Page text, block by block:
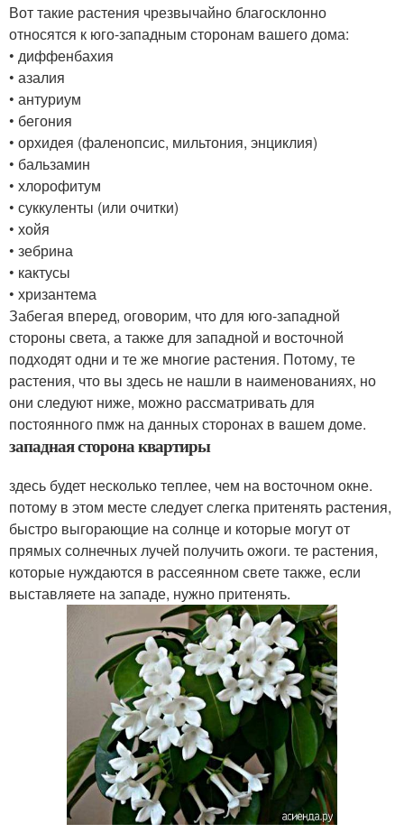
Вот такие растения чрезвычайно благосклонно
относятся к юго-западным сторонам вашего дома:
• диффенбахия
• азалия
• антуриум
• бегония
• орхидея (фаленопсис, мильтония, энциклия)
• бальзамин
• хлорофитум
• суккуленты (или очитки)
• хойя
• зебрина
• кактусы
• хризантема
Забегая вперед, оговорим, что для юго-западной
стороны света, а также для западной и восточной
подходят одни и те же многие растения. Потому, те
растения, что вы здесь не нашли в наименованиях, но
они следуют ниже, можно рассматривать для
постоянного пмж на данных сторонах в вашем доме.
западная сторона квартиры
здесь будет несколько теплее, чем на восточном окне.
потому в этом месте следует слегка притенять растения,
быстро выгорающие на солнце и которые могут от
прямых солнечных лучей получить ожоги. те растения,
которые нуждаются в рассеянном свете также, если
выставляете на западе, нужно притенять.